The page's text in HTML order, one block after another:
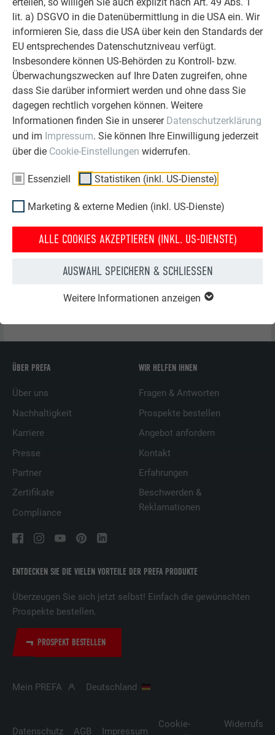
lit. a) DSGVO in die Datenübermittlung in die USA ein. Wir
informieren Sie, dass die USA über kein den Standards der
EU entsprechendes Datenschutzniveau verfügt.
Insbesondere können US-Behörden zu Kontroll- bzw.
Überwachungszwecken auf Ihre Daten zugreifen, ohne
dass Sie darüber informiert werden und ohne dass Sie
dagegen rechtlich vorgehen können. Weitere
Informationen finden Sie in unserer Datenschutzerklärung
und im Impressum. Sie können Ihre Einwilligung jederzeit
über die Cookie-Einstellungen widerrufen.
Essenziell Statistiken (inkl. US-Dienste)
Marketing & externe Medien (inkl. US-Dienste)
ALLE COOKIES AKZEPTIEREN (INKL. US-DIENSTE)
AUSWAHL SPEICHERN & SCHLIESSEN
Weitere Informationen anzeigen
1Kopf
3Ferse
5Rücken
STSchneestopper
Versatz
HHaft
ENTDECKEN SIE DIE VIELEN VORTEILE DER PREFA PRODUKTE
Überzeugen Sie sich jetzt selbst! Einfach die gewünschten
Prospekte bestellen.
PROSPEKT BESTELLEN
ÜBER PREFA
Über uns
Nachhaltigkeit
Karriere
Presse
Partner
Zertifikate
Compliance
WIR HELFEN IHNEN
Fragen & Antworten
Prospekte bestellen
Angebot anfordern
Kontakt
Erfahrungen
Beschwerden &
Reklamationen
Mein PREFA Deutschland
Datenschutz AGB Impressum
Cookie-